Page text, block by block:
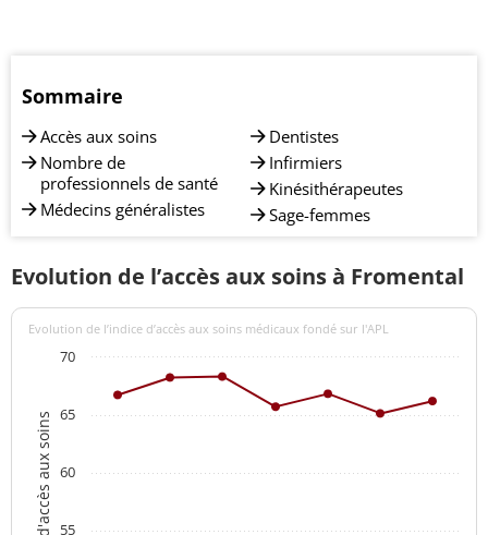
Sommaire
Accès aux soins
Nombre de
professionnels de santé
Médecins généralistes
Dentistes
Infirmiers
Kinésithérapeutes
Sage-femmes
Evolution de l’accès aux soins à Fromental
Evolution de l’indice d’accès aux soins médicaux fondé sur l'APL
55
60
65
70